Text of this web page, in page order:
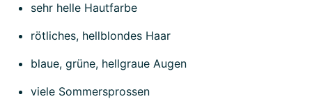
sehr helle Hautfarbe
rötliches, hellblondes Haar
blaue, grüne, hellgraue Augen
viele Sommersprossen